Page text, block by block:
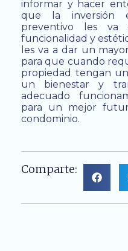
informar y hacer
que la inversión
preventivo les
funcionalidad y
les va a dar un
para que cuando
propiedad tengan
un bienestar y
adecuado
para un mejor
condominio.
Comparte: